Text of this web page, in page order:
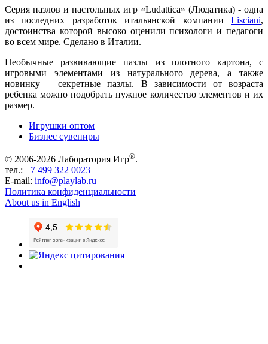
Серия пазлов и настольных игр «Ludattica» (Людатика) - одна
из последних разработок итальянской компании Lisciani,
достоинства которой высоко оценили психологи и педагоги
во всем мире. Сделано в Италии.
Необычные развивающие пазлы из плотного картона, с
игровыми элементами из натурального дерева, а также
новинку – секретные пазлы. В зависимости от возраста
ребенка можно подобрать нужное количество элементов и их
размер.
Игрушки оптом
Бизнес сувениры
© 2006-2026 Лаборатория Игр®.
тел.: +7 499 322 0023
E-mail: info@playlab.ru
Политика конфиденциальности
About us in English